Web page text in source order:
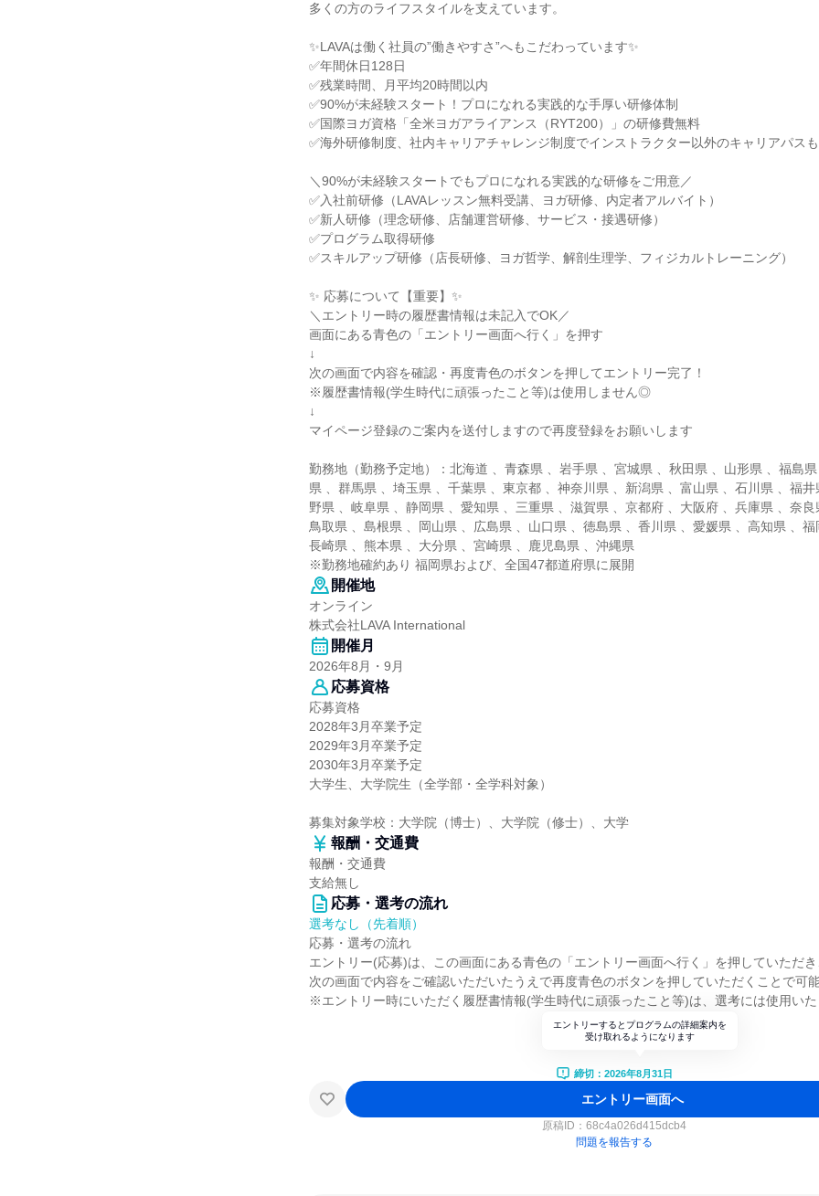
多くの方のライフスタイルを支えています。
✨LAVAは働く社員の”働きやすさ”へもこだわっています✨
✅年間休日128日
✅残業時間、月平均20時間以内
✅90%が未経験スタート！プロになれる実践的な手厚い研修体制
✅国際ヨガ資格「全米ヨガアライアンス（RYT200）」の研修費無料
✅海外研修制度、社内キャリアチャレンジ制度でインストラクター以外のキャリアパス
＼90%が未経験スタートでもプロになれる実践的な研修をご用意／
✅入社前研修（LAVAレッスン無料受講、ヨガ研修、内定者アルバイト）
✅新人研修（理念研修、店舗運営研修、サービス・接遇研修）
✅プログラム取得研修
✅スキルアップ研修（店長研修、ヨガ哲学、解剖生理学、フィジカルトレーニング）
✨ 応募について【重要】✨
＼エントリー時の履歴書情報は未記入でOK／
画面にある青色の「エントリー画面へ行く」を押す
↓
次の画面で内容を確認・再度青色のボタンを押してエントリー完了！
※履歴書情報(学生時代に頑張ったこと等)は使用しません◎
↓
マイページ登録のご案内を送付しますので再度登録をお願いします
勤務地（勤務予定地）：北海道 、青森県 、岩手県 、宮城県 、秋田県 、山形県 、福島
県 、群馬県 、埼玉県 、千葉県 、東京都 、神奈川県 、新潟県 、富山県 、石川県 、福
野県 、岐阜県 、静岡県 、愛知県 、三重県 、滋賀県 、京都府 、大阪府 、兵庫県 、奈
鳥取県 、島根県 、岡山県 、広島県 、山口県 、徳島県 、香川県 、愛媛県 、高知県 、
長崎県 、熊本県 、大分県 、宮崎県 、鹿児島県 、沖縄県
※勤務地確約あり 福岡県および、全国47都道府県に展開
開催地
オンライン
株式会社LAVA International
開催月
2026年8月・9月
応募資格
応募資格
2028年3月卒業予定
2029年3月卒業予定
2030年3月卒業予定
大学生、大学院生（全学部・全学科対象）
募集対象学校：大学院（博士）、大学院（修士）、大学
報酬・交通費
報酬・交通費
支給無し
応募・選考の流れ
選考なし（先着順）
応募・選考の流れ
エントリー(応募)は、この画面にある青色の「エントリー画面へ行く」を押していただ
次の画面で内容をご確認いただいたうえで再度青色のボタンを押していただくことで可
※エントリー時にいただく履歴書情報(学生時代に頑張ったこと等)は、選考には使用い
エントリーするとプログラムの詳細案内を
受け取れるようになります
締切：2026年8月31日
エントリー画面へ
原稿ID： 68c4a026d415dcb4
問題を報告する